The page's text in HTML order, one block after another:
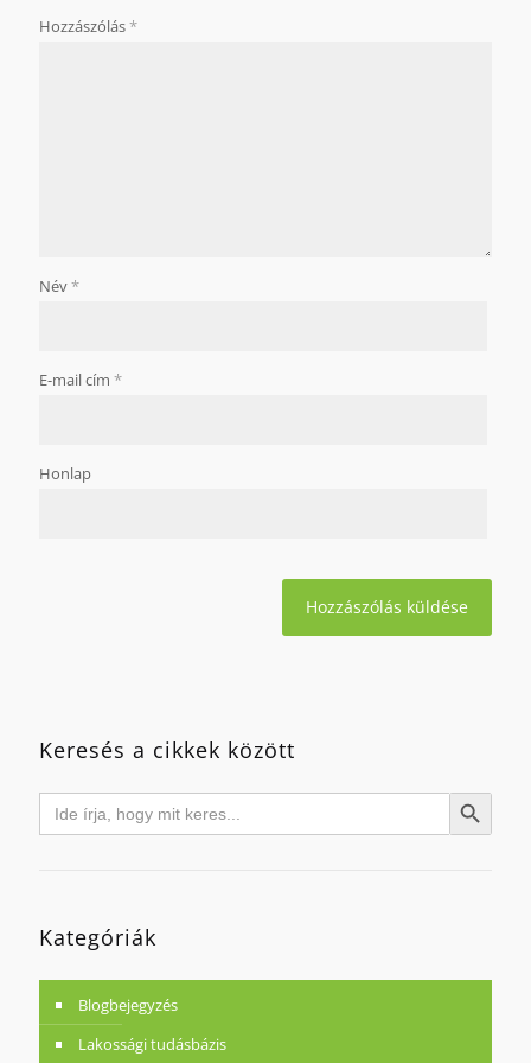
Hozzászólás*
Név*
E-mail cím *
Honlap
Keresés a cikkek között
Search
for: Search Button
Kategóriák
Blogbejegyzés
Lakossági tudásbázis